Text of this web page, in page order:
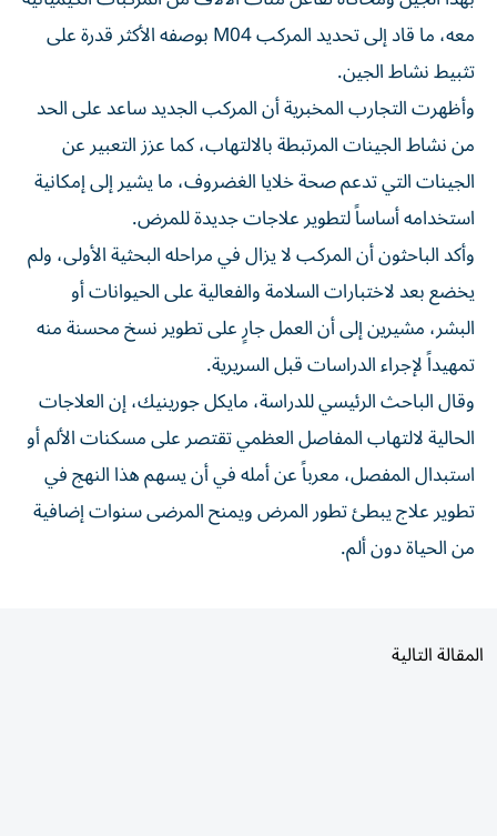
معه، ما قاد إلى تحديد المركب M04 بوصفه الأكثر قدرة على
تثبيط نشاط الجين.
وأظهرت التجارب المخبرية أن المركب الجديد ساعد على الحد
من نشاط الجينات المرتبطة بالالتهاب، كما عزز التعبير عن
الجينات التي تدعم صحة خلايا الغضروف، ما يشير إلى إمكانية
استخدامه أساساً لتطوير علاجات جديدة للمرض.
وأكد الباحثون أن المركب لا يزال في مراحله البحثية الأولى، ولم
يخضع بعد لاختبارات السلامة والفعالية على الحيوانات أو
البشر، مشيرين إلى أن العمل جارٍ على تطوير نسخ محسنة منه
تمهيداً لإجراء الدراسات قبل السريرية.
وقال الباحث الرئيسي للدراسة، مايكل جورينيك، إن العلاجات
الحالية لالتهاب المفاصل العظمي تقتصر على مسكنات الألم أو
استبدال المفصل، معرباً عن أمله في أن يسهم هذا النهج في
تطوير علاج يبطئ تطور المرض ويمنح المرضى سنوات إضافية
من الحياة دون ألم.
المقالة التالية